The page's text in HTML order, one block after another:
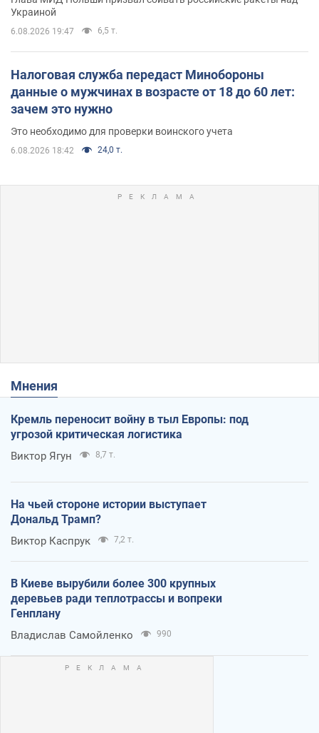
Украиной
6.08.2026 19:47 6,5 т.
Налоговая служба передаст Минобороны
данные о мужчинах в возрасте от 18 до 60 лет:
зачем это нужно
Это необходимо для проверки воинского учета
6.08.2026 18:42 24,0 т.
Мнения
Кремль переносит войну в тыл Европы: под
угрозой критическая логистика
Виктор Ягун 8,7 т.
На чьей стороне истории выступает
Дональд Трамп?
Виктор Каспрук 7,2 т.
В Киеве вырубили более 300 крупных
деревьев ради теплотрассы и вопреки
Генплану
Владислав Самойленко 990